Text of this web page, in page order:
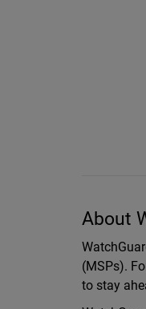
About
(MSPs).
to stay